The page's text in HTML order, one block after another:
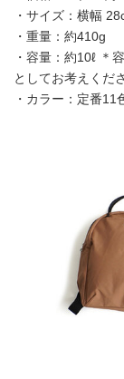
・サイズ：横幅
・重量：約410g
・容量：約10ℓ ＊
としてお考えくだ
・カラー：定番11